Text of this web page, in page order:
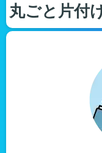
丸ごと片付